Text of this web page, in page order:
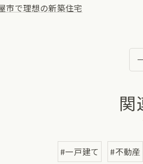
市で理想の新築住宅
関
#一戸建て #不動産